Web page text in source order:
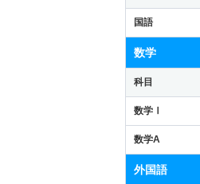
国語
数学
科目
数学Ⅰ
数学A
外国語